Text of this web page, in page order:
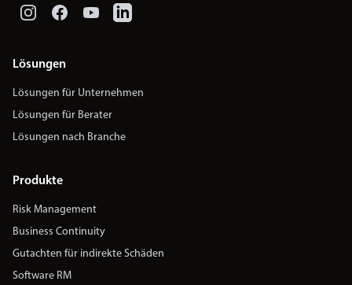
Lösungen
Lösungen für Unternehmen
Lösungen für Berater
Lösungen nach Branche
Produkte
Risk Management
Business Continuity
Gutachten für indirekte Schäden
Software RM